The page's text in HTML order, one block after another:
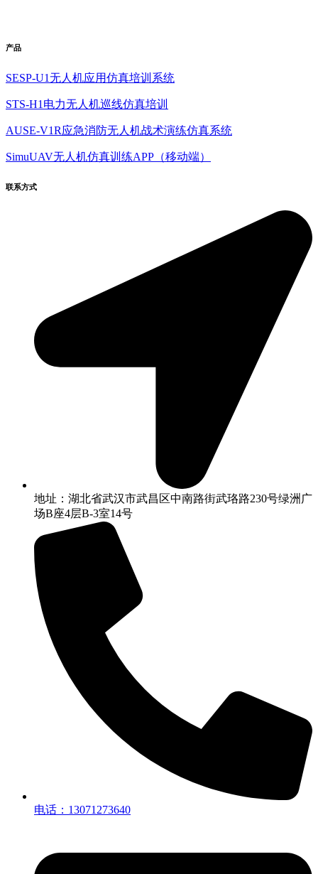
产品
SESP-U1无人机应用仿真培训系统
STS-H1电力无人机巡线仿真培训
AUSE-V1R应急消防无人机战术演练仿真系统
SimuUAV无人机仿真训练APP（移动端）
联系方式
地址：湖北省武汉市武昌区中南路街武珞路230号绿洲广
场B座4层B-3室14号
电话：13071273640